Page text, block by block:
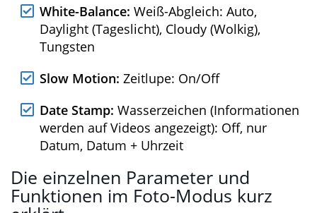
Video wird nach 1,3 oder 5 Minuten
gestartet.Hinweis:Diese Funktion
funktioniert nur im „Car-Modus“
indem du im Video-Modus kurz die Mode-
White-Balance:Weiß-Abgleich: Auto,
Daylight (Tageslicht), Cloudy (Wolkig),
Slow Motion:Zeitlupe: On/Off